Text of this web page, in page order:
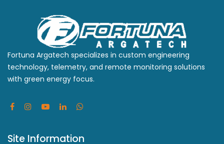
Fortuna Argatech specializes in custom engineering
technology, telemetry, and remote monitoring solutions
with green energy focus.
Site Information